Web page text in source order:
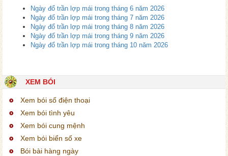
Ngày đổ trần lợp mái trong tháng 6 năm 2026
Ngày đổ trần lợp mái trong tháng 7 năm 2026
Ngày đổ trần lợp mái trong tháng 8 năm 2026
Ngày đổ trần lợp mái trong tháng 9 năm 2026
Ngày đổ trần lợp mái trong tháng 10 năm 2026
XEM BÓI
Xem bói số điện thoại
Xem bói tình yêu
Xem bói cung mệnh
Xem bói biển số xe
Bói bài hàng ngày